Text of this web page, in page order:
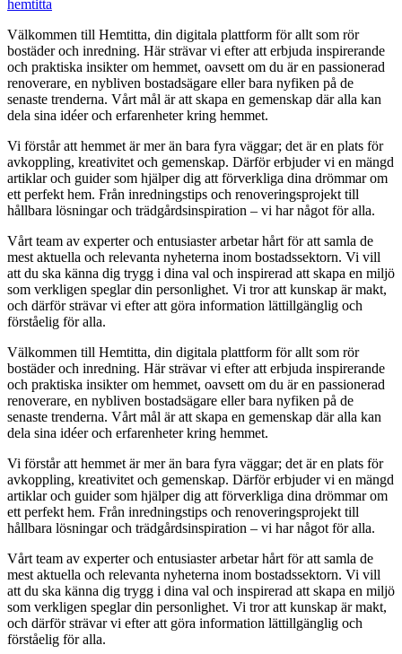
hemtitta
Välkommen till Hemtitta, din digitala plattform för allt som rör
bostäder och inredning. Här strävar vi efter att erbjuda inspirerande
och praktiska insikter om hemmet, oavsett om du är en passionerad
renoverare, en nybliven bostadsägare eller bara nyfiken på de
senaste trenderna. Vårt mål är att skapa en gemenskap där alla kan
dela sina idéer och erfarenheter kring hemmet.
Vi förstår att hemmet är mer än bara fyra väggar; det är en plats för
avkoppling, kreativitet och gemenskap. Därför erbjuder vi en mängd
artiklar och guider som hjälper dig att förverkliga dina drömmar om
ett perfekt hem. Från inredningstips och renoveringsprojekt till
hållbara lösningar och trädgårdsinspiration – vi har något för alla.
Vårt team av experter och entusiaster arbetar hårt för att samla de
mest aktuella och relevanta nyheterna inom bostadssektorn. Vi vill
att du ska känna dig trygg i dina val och inspirerad att skapa en miljö
som verkligen speglar din personlighet. Vi tror att kunskap är makt,
och därför strävar vi efter att göra information lättillgänglig och
förståelig för alla.
Välkommen till Hemtitta, din digitala plattform för allt som rör
bostäder och inredning. Här strävar vi efter att erbjuda inspirerande
och praktiska insikter om hemmet, oavsett om du är en passionerad
renoverare, en nybliven bostadsägare eller bara nyfiken på de
senaste trenderna. Vårt mål är att skapa en gemenskap där alla kan
dela sina idéer och erfarenheter kring hemmet.
Vi förstår att hemmet är mer än bara fyra väggar; det är en plats för
avkoppling, kreativitet och gemenskap. Därför erbjuder vi en mängd
artiklar och guider som hjälper dig att förverkliga dina drömmar om
ett perfekt hem. Från inredningstips och renoveringsprojekt till
hållbara lösningar och trädgårdsinspiration – vi har något för alla.
Vårt team av experter och entusiaster arbetar hårt för att samla de
mest aktuella och relevanta nyheterna inom bostadssektorn. Vi vill
att du ska känna dig trygg i dina val och inspirerad att skapa en miljö
som verkligen speglar din personlighet. Vi tror att kunskap är makt,
och därför strävar vi efter att göra information lättillgänglig och
förståelig för alla.